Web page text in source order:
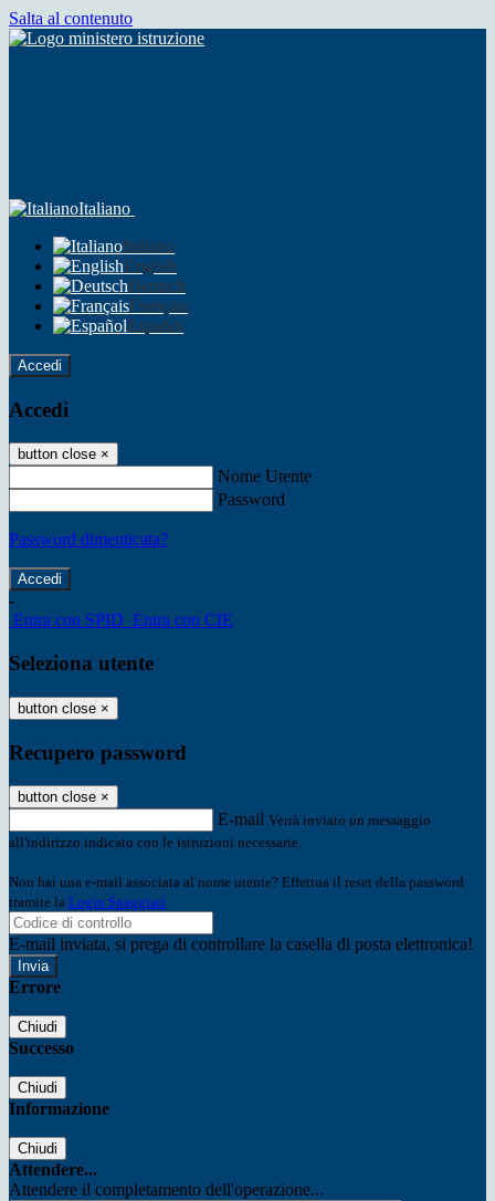
Salta al contenuto
Italiano
Italiano
English
Deutsch
Français
Español
Accedi
Accedi
button close ×
Nome Utente
Password
Password dimenticata?
-
Entra con SPID Entra con CIE
Seleziona utente
button close ×
Recupero password
button close ×
E-mail Verrà inviato un messaggio
all'indirizzo indicato con le istruzioni necessarie.
Non hai una e-mail associata al nome utente? Effettua il reset della password
tramite la Login Spaggiari
E-mail inviata, si prega di controllare la casella di posta elettronica!
Errore
Chiudi
Successo
Chiudi
Informazione
Chiudi
Attendere...
Attendere il completamento dell'operazione...